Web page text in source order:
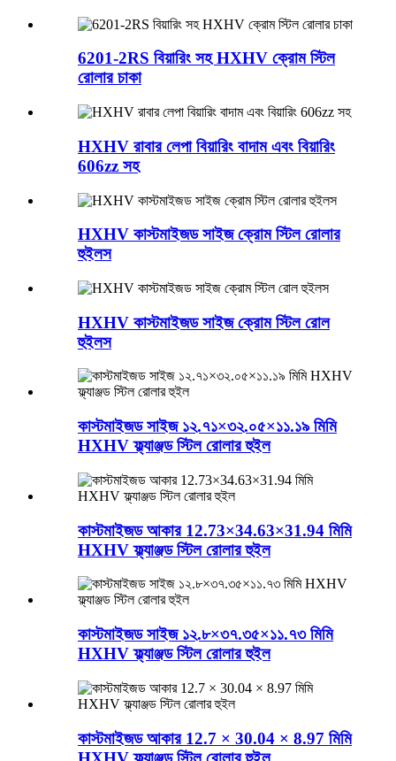
6201-2RS বিয়ারিং সহ HXHV ক্রোম স্টিল
রোলার চাকা
HXHV রাবার লেপা বিয়ারিং বাদাম এবং বিয়ারিং
606zz সহ
HXHV কাস্টমাইজড সাইজ ক্রোম স্টিল রোলার
হুইলস
HXHV কাস্টমাইজড সাইজ ক্রোম স্টিল রোল
হুইলস
কাস্টমাইজড সাইজ ১২.৭১×৩২.০৫×১১.১৯ মিমি
HXHV ফ্ল্যাঞ্জড স্টিল রোলার হুইল
কাস্টমাইজড আকার 12.73×34.63×31.94 মিমি
HXHV ফ্ল্যাঞ্জড স্টিল রোলার হুইল
কাস্টমাইজড সাইজ ১২.৮×৩৭.৩৫×১১.৭৩ মিমি
HXHV ফ্ল্যাঞ্জড স্টিল রোলার হুইল
কাস্টমাইজড আকার 12.7 × 30.04 × 8.97 মিমি